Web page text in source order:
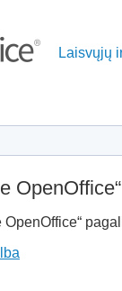
Laisvųjų